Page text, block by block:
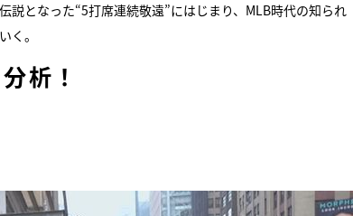
説となった“5打席連続敬遠”にはじまり、MLB時代の知られ
く。
析！